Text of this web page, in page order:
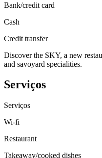
Bank/credit card
Cash
Credit transfer
Discover the SKY, a new
and savoyard specialities.
Serviços
Serviços
Wi-fi
Restaurant
Takeaway/cooked dishes